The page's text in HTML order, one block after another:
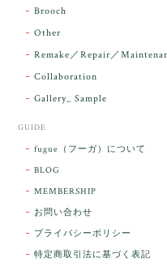
こそ この度は誠
た人に幸せが訪れる」
パサラン。とっても素
憶違いもありましたが
Brooch
Other
Remake／Repair／
Collaboration
Gallery_ Sample
GUIDE
fugue（フーガ）について
BLOG
MEMBERSHIP
お問い合わせ
プライバシーポリシー
特定商取引法に基づく表記